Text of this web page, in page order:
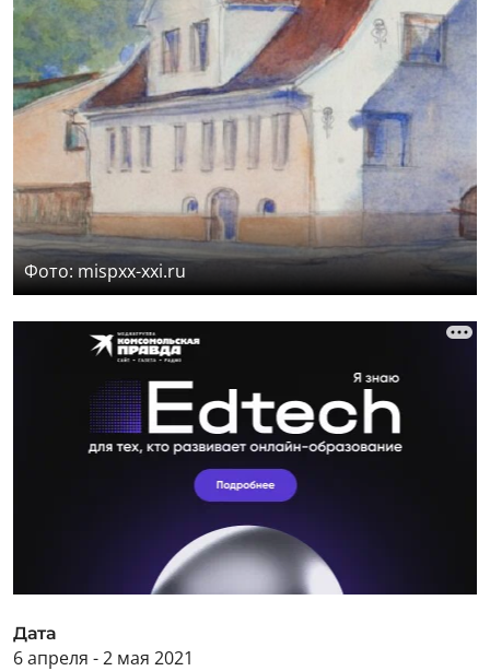
Фото: mispxx-xxi.ru
Дата
6 апреля - 2 мая 2021